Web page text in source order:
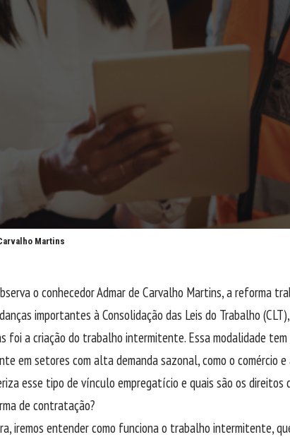
Martins
o conhecedor Admar de Carvalho Martins, a reforma
importantes à Consolidação das Leis do Trabalho
foi a criação do trabalho intermitente. Essa modalidade tem
em setores com alta demanda sazonal, como o comércio
esse tipo de vínculo empregatício e quais são os
de contratação?
iremos entender como funciona o trabalho intermitente,